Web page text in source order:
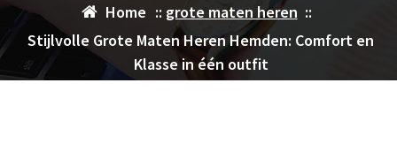
Home :: grote maten heren ::
Stijlvolle Grote Maten Heren Hemden: Comfort en
Klasse in één outfit